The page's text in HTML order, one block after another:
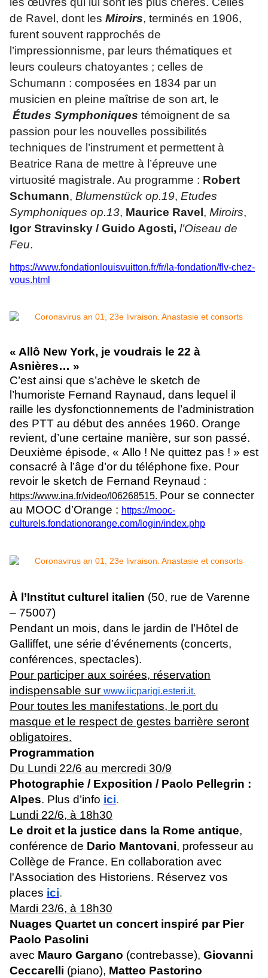
de Ravel, dont les Miroirs, terminés en 1906,
furent souvent rapprochés de
l’impressionnisme, par leurs thématiques et
leurs couleurs chatoyantes ; celles de
Schumann : composées en 1834 par un
musicien en pleine maîtrise de son art, le
Études Symphoniques témoignent de sa
passion pour les nouvelles possibilités
techniques de l’instrument et permettent à
Beatrice Rana de mettre à l’épreuve une
virtuosité magistrale. Au programme : Robert
Schumann, Blumenstück op.19, Etudes
Symphoniques op.13, Maurice Ravel, Miroirs,
Igor Stravinsky / Guido Agosti, l’Oiseau de
Feu.
https://www.fondationlouisvuitton.fr/fr/la-fondation/flv-chez-
vous.html
« Allô New York, je voudrais le 22 à
Asnières… »
C’est ainsi que s’achève le sketch de
l’humoriste Fernand Raynaud, dans lequel il
raille les dysfonctionnements de l’administration
des PTT au début des années 1960. Orange
revient, d’une certaine manière, sur son passé.
Deuxième épisode, « Allo ! Ne quittez pas ! » est
consacré à l’âge d’or du téléphone fixe. Pour
revoir le sketch de Fernand Reynaud :
https://www.ina.fr/video/I06268515. Pour se connecter
au MOOC d’Orange : https://mooc-
culturels.fondationorange.com/login/index.php
À l’Institut culturel italien (50, rue de Varenne
– 75007)
Pendant un mois, dans le jardin de l’Hôtel de
Galliffet, une série d’événements (concerts,
conférences, spectacles).
Pour participer aux soirées, réservation
indispensable sur www.iicparigi.esteri.it.
Pour toutes les manifestations, le port du
masque et le respect de gestes barrière seront
obligatoires.
Programmation
Du Lundi 22/6 au mercredi 30/9
Photographie / Exposition / Paolo Pellegrin :
Alpes. Plus d’info ici.
Lundi 22/6, à 18h30
Le droit et la justice dans la Rome antique,
conférence de Dario Mantovani, professeur au
Collège de France. En collaboration avec
l'Association des Historiens. Réservez vos
places ici.
Mardi 23/6, à 18h30
Nuages Quartet un concert inspiré par Pier
Paolo Pasolini
avec Mauro Gargano (contrebasse), Giovanni
Ceccarelli (piano), Matteo Pastorino